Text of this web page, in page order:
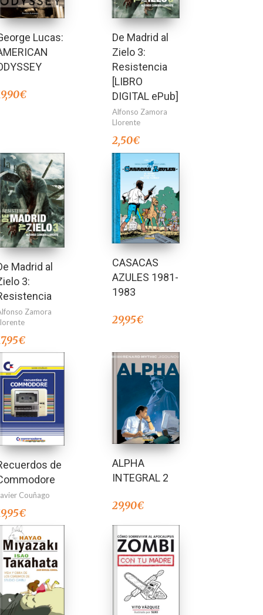
Lucas:
€
De Madrid al
Zielo 3:
Resistencia
[LIBRO
DIGITAL ePub]
Alfonso Zamora
Llorente
2,50€
Madrid al
3:
Zamora
€
CASACAS
AZULES 1981-
1983
29,95€
de
Couñago
€
ALPHA
INTEGRAL 2
29,90€